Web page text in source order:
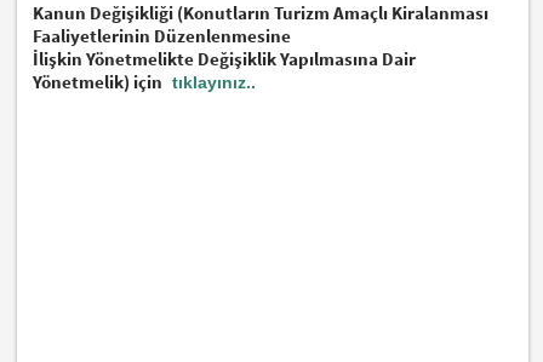
Kanun Değişikliği (Konutların Turizm Amaçlı Kiralanması
Faaliyetlerinin Düzenlenmesine
İlişkin Yönetmelikte Değişiklik Yapılmasına Dair
Yönetmelik) için tıklayınız..